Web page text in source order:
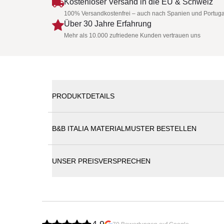
Kostenloser Versand in die EU & Schweiz
100% Versandkostenfrei – auch nach Spanien und
Über 30 Jahre Erfahrung
Mehr als 10.000 zufriedene Kunden vertrauen uns
PRODUKTDETAILS
Polypropylenbändern. Diese Bänder sind in einer
B&B ITALIA MATERIALMUSTER BESTELLEN
UNSER PREISVERSPRECHEN